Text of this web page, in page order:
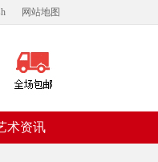
网站地图
术资讯